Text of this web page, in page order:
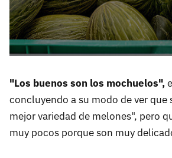
"Los buenos son los mochuelos",
concluyendo a su modo de ver que
mejor variedad de melones", pero
muy pocos porque son muy